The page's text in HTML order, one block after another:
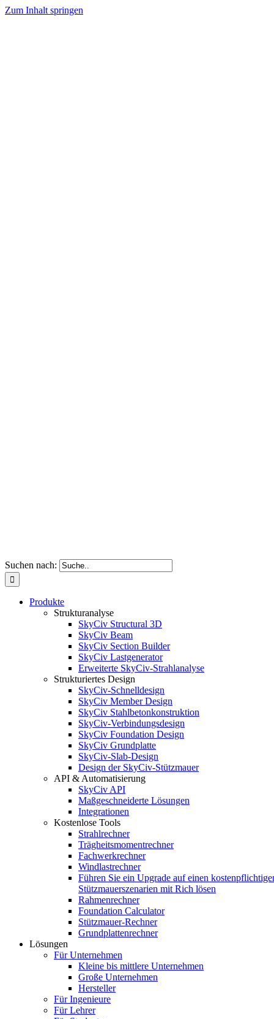
Zum Inhalt springen
Suchen nach:
Produkte
Strukturanalyse
SkyCiv Structural 3D
SkyCiv Beam
SkyCiv Section Builder
SkyCiv Lastgenerator
Erweiterte SkyCiv-Strahlanalyse
Strukturiertes Design
SkyCiv-Schnelldesign
SkyCiv Member Design
SkyCiv Stahlbetonkonstruktion
SkyCiv-Verbindungsdesign
SkyCiv Foundation Design
SkyCiv Grundplatte
SkyCiv-Slab-Design
Design der SkyCiv-Stützmauer
API & Automatisierung
SkyCiv API
Maßgeschneiderte Lösungen
Integrationen
Kostenlose Tools
Strahlrechner
Trägheitsmomentrechner
Fachwerkrechner
Windlastrechner
Führen Sie ein Upgrade auf einen
Stützmauerszenarien mit Rich lösen
Rahmenrechner
Foundation Calculator
Stützmauer-Rechner
Grundplattenrechner
Lösungen
Für Unternehmen
Kleine bis mittlere Unternehmen
Große Unternehmen
Hersteller
Für Ingenieure
Für Lehrer